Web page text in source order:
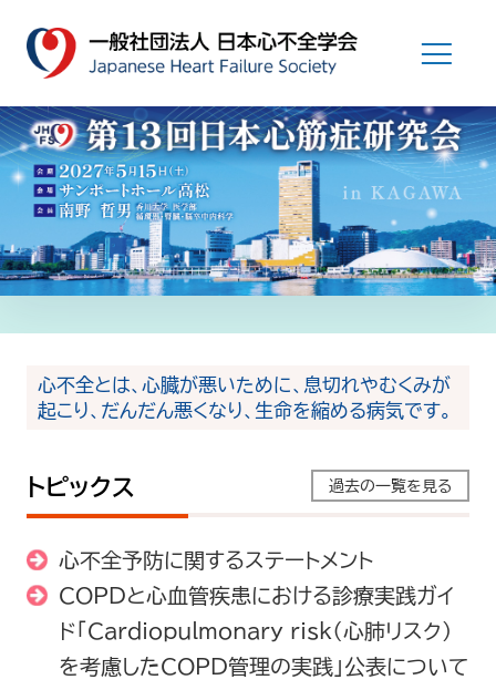
心不全とは、心臓が悪いために、息切れやむくみが
起こり、だんだん悪くなり、生命を縮める病気です。
トピックス 過去の一覧を見る
心不全予防に関するステートメント
COPDと心血管疾患における診療実践ガイ
ド「Cardiopulmonary risk（心肺リスク）
を考慮したCOPD管理の実践」公表について